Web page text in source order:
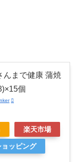
んまで健康 蒲焼
個
楽天市場
ッピング